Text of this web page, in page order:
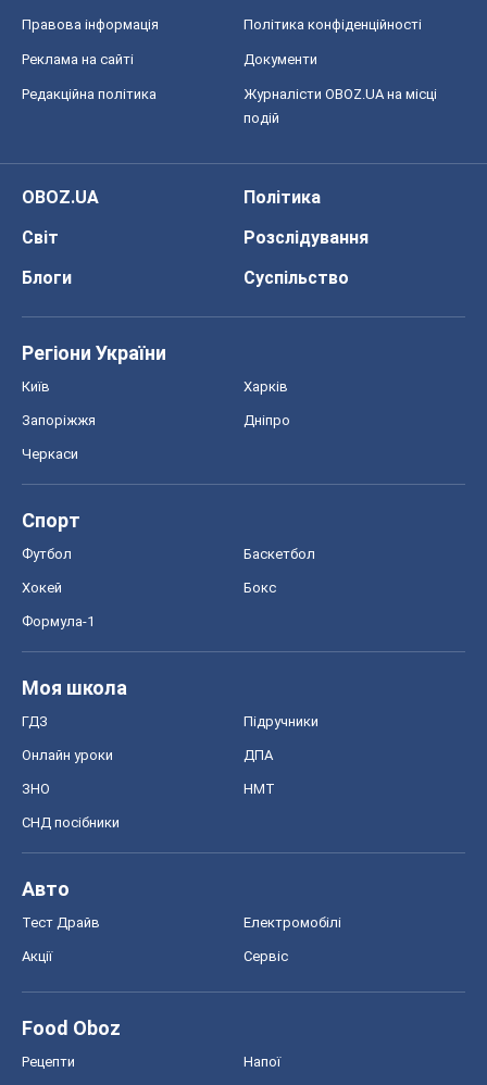
Правова інформація Політика конфіденційності
Реклама на сайті Документи
Редакційна політика
Журналісти OBOZ.UA на місці
подій
OBOZ.UA
Політика
Світ
Розслідування
Блоги
Суспільство
Регіони України
Київ Харків
Запоріжжя Дніпро
Черкаси
Спорт
Футбол Баскетбол
Хокей Бокс
Формула-1
Моя школа
ГДЗ Підручники
Онлайн уроки ДПА
ЗНО НМТ
СНД посібники
Авто
Тест Драйв Електромобілі
Акції Сервіс
Food Oboz
Рецепти Напої